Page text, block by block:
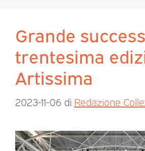
Grande
trentesima
Artissima
2023-11-06 di Redazione